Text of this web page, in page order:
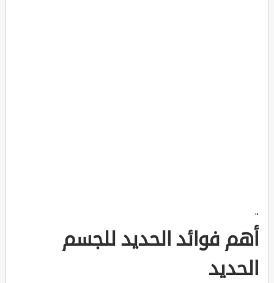
"
أهم فوائد الحديد للجسم
الحديد